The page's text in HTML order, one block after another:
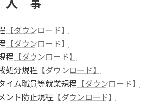
人 事
【ダウンロード】
【ダウンロード】
程 【ダウンロード】
分規程 【ダウンロード】
ム職員等就業規程 【ダウンロード】
ト防止規程 【ダウンロード】